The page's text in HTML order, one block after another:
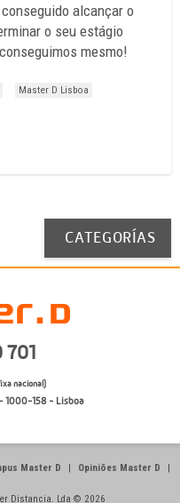
alcançar o
o seu estágio
mesmo!
Master D Lisboa
CATEGORÍAS
701
nacional)
1000-158 - Lisboa
Master D | Opiniões Master D |
Distancia. Lda © 2026